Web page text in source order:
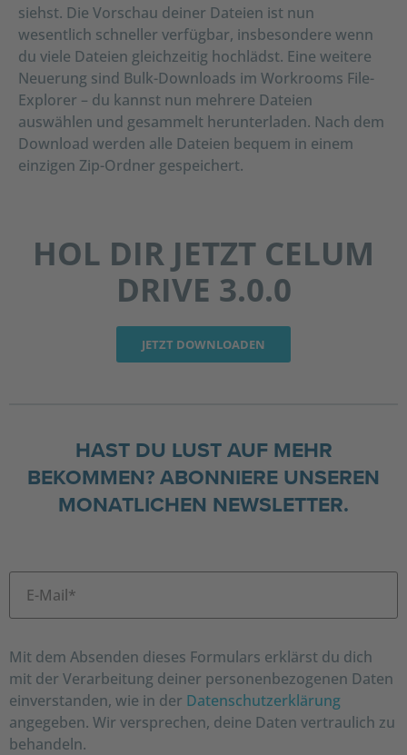
siehst. Die Vorschau deiner Dateien ist nun
wesentlich schneller verfügbar, insbesondere wenn
du viele Dateien gleichzeitig hochlädst. Eine weitere
Neuerung sind Bulk-Downloads im Workrooms File-
Explorer – du kannst nun mehrere Dateien
auswählen und gesammelt herunterladen. Nach dem
Download werden alle Dateien bequem in einem
einzigen Zip-Ordner gespeichert.
HOL DIR JETZT CELUM
DRIVE 3.0.0
JETZT DOWNLOADEN
HAST DU LUST AUF MEHR
BEKOMMEN? ABONNIERE UNSEREN
MONATLICHEN NEWSLETTER.
Mit dem Absenden dieses Formulars erklärst du dich
mit der Verarbeitung deiner personenbezogenen Daten
einverstanden, wie in der Datenschutzerklärung
angegeben. Wir versprechen, deine Daten vertraulich zu
behandeln.